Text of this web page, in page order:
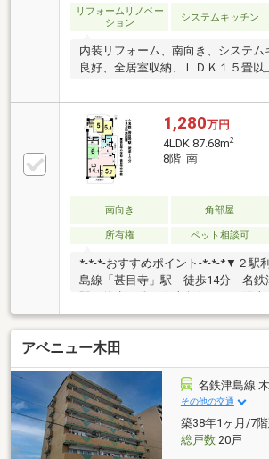
リフォームリノベー
ション
システムキッチン
内装リフォーム、南向き、システム
良好、全居室収納、ＬＤＫ１５畳以
浄便座、ＴＶモニタ付インターホン
ング、エレベーター1,280万円
4LDK 87.68m2
8階 南
南向き 角部屋
所有権
ペット相談可
*-*-*-おすすめポイント-*-*-*▼２駅
島線「甚目寺」駅 徒歩14分 名鉄
良好▼３面バルコニー※管理費・修
して、それぞれ金額は現在確認中
れている金額は、管理費・修繕費・
す。※設備契約不適合免責*-*-*-ハウ
*-*ご希望の住まい探しをお手伝いし
細・ご相談など、お気軽にお問い合
アベニュー木田
名鉄津島線
その他の交通
築38年1ヶ月/7
総戸数20戸